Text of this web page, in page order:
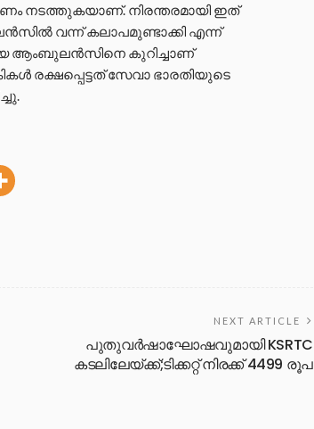
നടത്തുകയാണ്. നിരന്തരമായി ഇത്
വന്ന് കലാപമുണ്ടാക്കി എന്ന്
ആംബുലൻസിനെ കുറിച്ചാണ്
രക്ഷപ്പെട്ടത് സേവാ ഭാരതിയുടെ
NEXT ARTICLE
പുതുവർഷാഘോഷവുമായി KSRTC
കടലിലേയ്ക്ക്;ടിക്കറ്റ് നിരക്ക് 4499 രൂപ